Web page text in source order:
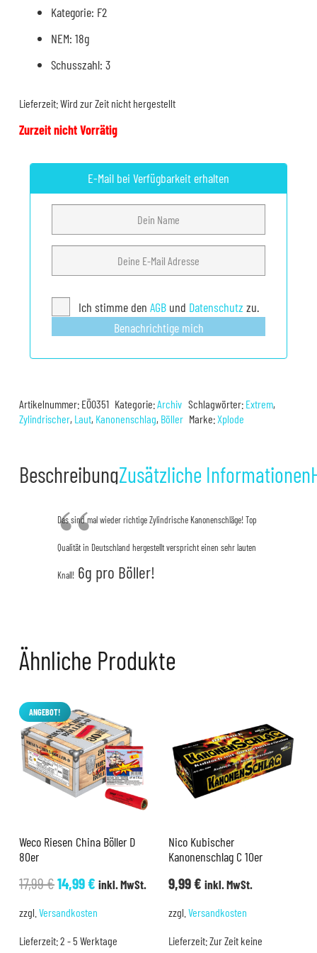
Kategorie: F2
NEM: 18g
Schusszahl: 3
Lieferzeit:Wird zur Zeit nicht hergestellt
Zurzeit nicht Vorrätig
E-Mail bei Verfügbarkeit erhalten
Ich stimme denAGB und Datenschutz zu.
Benachrichtige mich
Artikelnummer: EÖ0351 Kategorie:Archiv Schlagwörter: Extrem,
Zylindrischer, Laut, Kanonenschlag, Böller Marke:Xplode
BeschreibungZusätzliche Informationen
Das sind mal wieder richtige Zylindrische Kanonenschläge! Top
Qualität in Deutschland hergestellt verspricht einen sehr lauten
Knall! 6g pro Böller!
Ähnliche Produkte
ANGEBOT!
Weco Riesen China Böller D
80er
17,99€Ursprünglicher
17,99 €
14,99€Aktueller
14,99 €.
inkl. MwSt.
zzgl. Versandkosten
Lieferzeit:2 - 5 Werktage
Nico Kubischer
Kanonenschlag C 10er
9,99€ inkl. MwSt.
zzgl. Versandkosten
Lieferzeit:Zur Zeit keine